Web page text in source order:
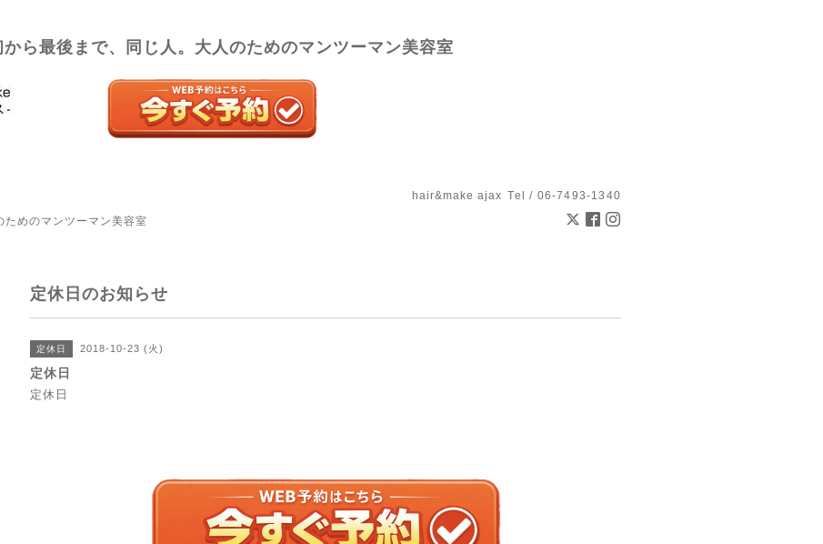
から最後まで、同じ人。大人のためのマンツーマン美容室
hair&make ajax Tel / 06-7493-1340
めのマンツーマン美容室
定休日のお知らせ
定休日 2018-10-23 (火)
定休日
定休日